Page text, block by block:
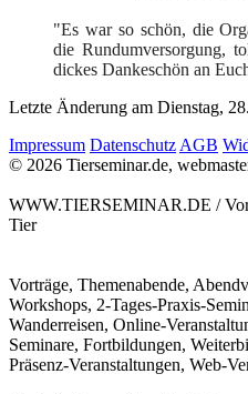
"Es war so schön, die
die Rundumversorgung,
dickes Dankeschön an
Letzte Änderung am Dienstag,
Impressum DatenschutzAGB
© 2026 Tierseminar.de,
WWW.TIERSEMINAR.DE /
Tier
Vorträge, Themenabende,
Workshops, 2-Tages-Praxis-
Wanderreisen, Online-
Seminare, Fortbildungen,
Präsenz-Veranstaltungen, Web-